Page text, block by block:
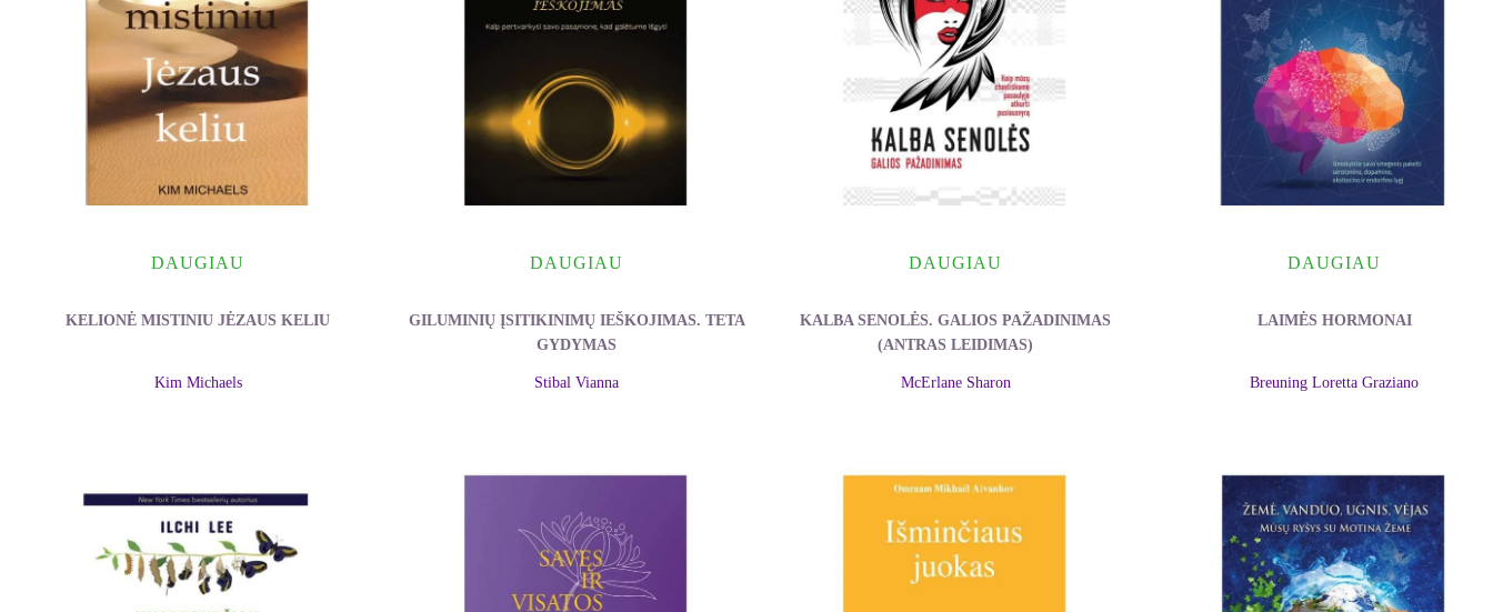
DAUGIAU
KELIONĖ MISTINIU JĖZAUS KELIU
Kim Michaels
DAUGIAU
GILUMINIŲ ĮSITIKINIMŲ IEŠKOJIMAS. TETA
GYDYMAS
Stibal Vianna
DAUGIAU
KALBA SENOLĖS. GALIOS PAŽADINIMAS
(ANTRAS LEIDIMAS)
McErlane Sharon
DAUGIAU
LAIMĖS HORMONAI
Breuning Loretta Graziano